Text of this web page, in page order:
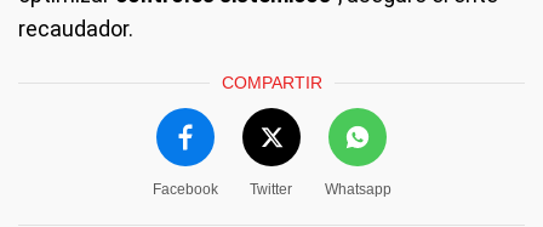
recaudador.
COMPARTIR
Facebook Twitter Whatsapp